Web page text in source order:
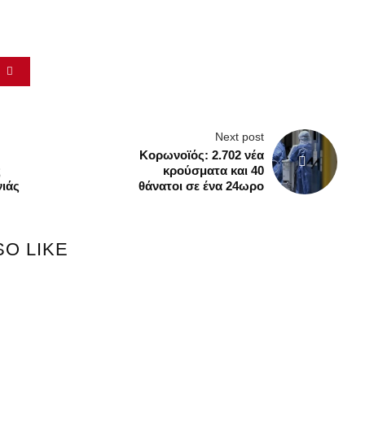
Next post
Κορωνοϊός: 2.702 νέα
κρούσματα και 40
θάνατοι σε ένα 24ωρο
LIKE